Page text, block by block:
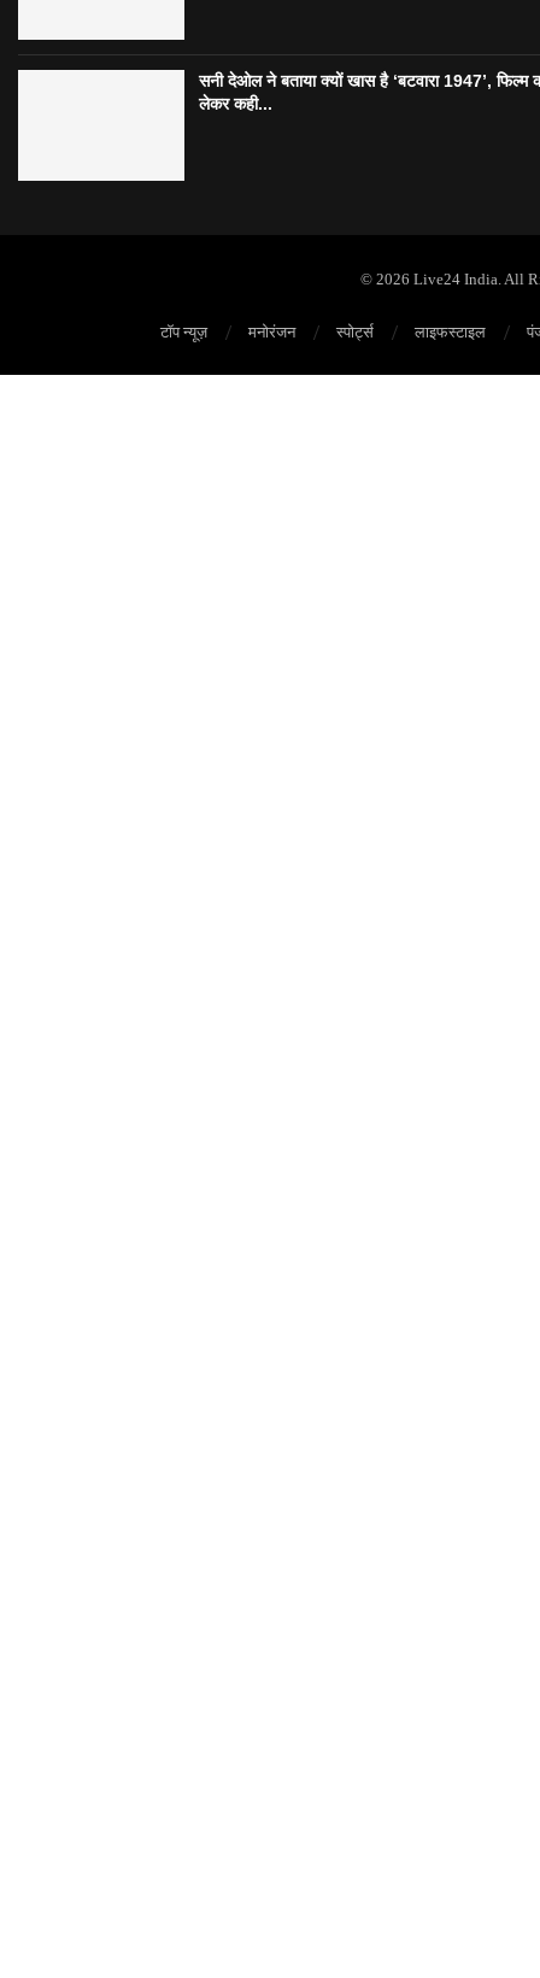
सनी देओल ने बताया क्यों खास है ‘बटवारा 1947’, फिल्म
लेकर कही...
© 2026 Live24 India. All
टॉप न्यूज़ मनोरंजन स्पोर्ट्स लाइफस्टाइल